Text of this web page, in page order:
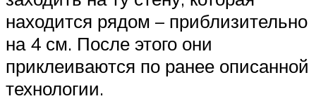
находится рядом – приблизительно
на 4 см. После этого они
приклеиваются по ранее описанной
технологии.